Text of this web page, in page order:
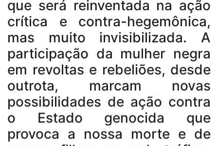
que será reinventada na ação
crítica e contra-hegemônica,
mas muito invisibilizada. A
participação da mulher negra
em revoltas e rebeliões, desde
outrota, marcam novas
possibilidades de ação contra
o Estado genocida que
provoca a nossa morte e de